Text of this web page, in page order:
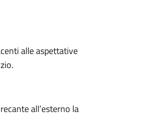
alle aspettative
all’esterno la